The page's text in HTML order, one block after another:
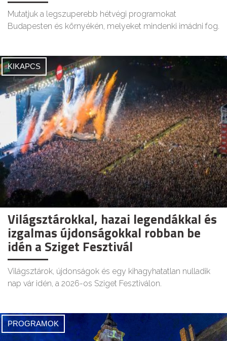
Mutatjuk a legszuperebb hétvégi programokat
Budapesten és környékén, melyeket mindenki imádni fog.
KIKAPCS
Világsztárokkal, hazai legendákkal és
izgalmas újdonságokkal robban be
idén a Sziget Fesztivál
Világsztárok, újdonságok és egy kihagyhatatlan nulladik
nap vár idén, a 2026-os Sziget Fesztiválon.
PROGRAMOK